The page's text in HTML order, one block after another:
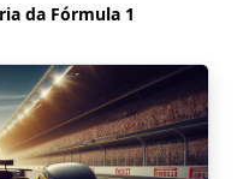
da Fórmula 1